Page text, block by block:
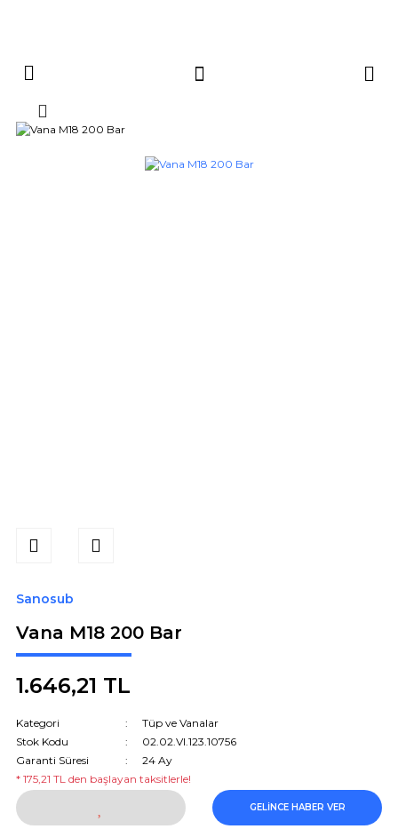
Sanosub
Vana M18 200 Bar
1.646,21 TL
Kategori
Tüp ve Vanalar
Stok Kodu
02.02.VI.123.10756
Garanti Süresi
24 Ay
* 175,21 TL den başlayan taksitlerle!
GELİNCE HABER VER